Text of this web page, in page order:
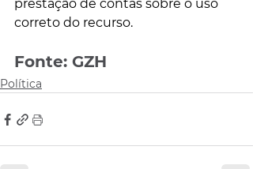
prestação de contas sobre o uso
correto do recurso.
Fonte: GZH
Política